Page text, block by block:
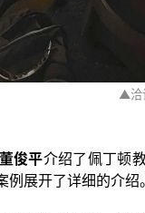
▲
俊平介绍了佩丁顿
展开了详细的介绍。